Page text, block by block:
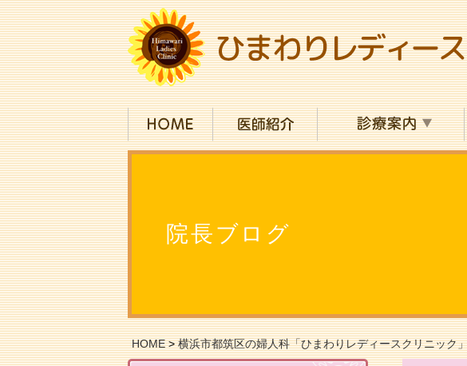
院長ブログ
HOME>横浜市都筑区の婦人科「ひまわりレディースクリニック